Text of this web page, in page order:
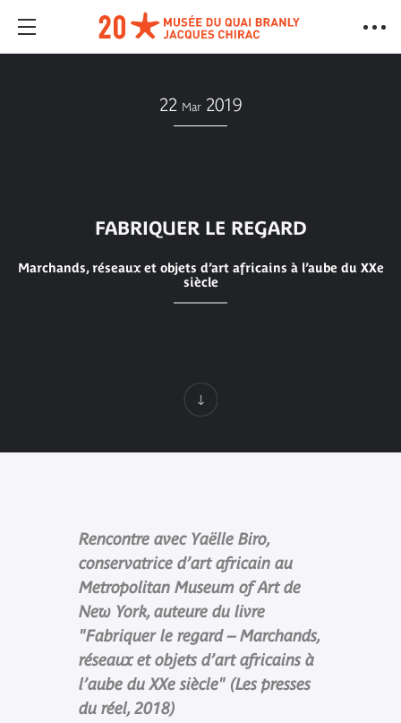
22 Mar 2019
FABRIQUER LE REGARD
Marchands, réseaux et objets d’art africains à l’aube du XXe
siècle
Rencontre avec Yaëlle Biro,
conservatrice d’art africain au
Metropolitan Museum of Art de
New York, auteure du livre
"Fabriquer le regard – Marchands,
réseaux et objets d’art africains à
l’aube du XXe siècle" (Les presses
du réel, 2018)